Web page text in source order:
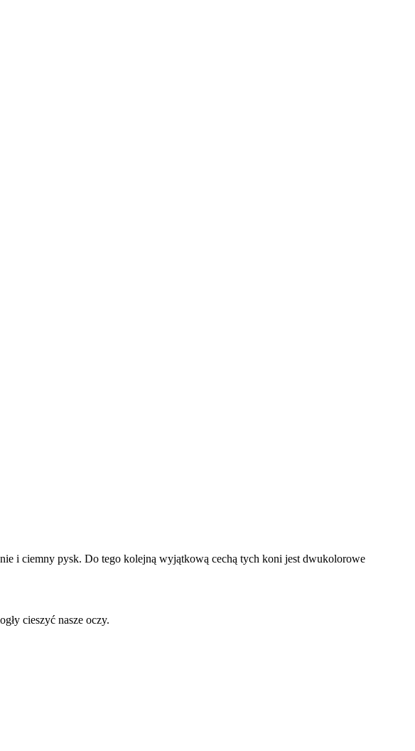
i ciemny pysk. Do tego kolejną wyjątkową cechą tych koni jest dwukolorowe
cieszyć nasze oczy.